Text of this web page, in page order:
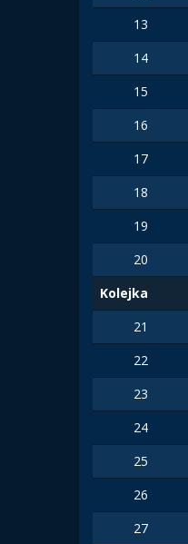
13
14
15
16
17
18
19
20
Kolejka
21
22
23
24
25
26
27